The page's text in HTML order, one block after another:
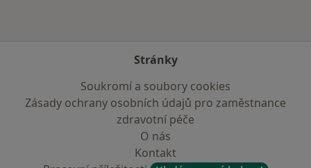
Stránky
Soukromí a soubory cookies
Zásady ochrany osobních údajů pro zaměstnance
zdravotní péče
O nás
Kontakt